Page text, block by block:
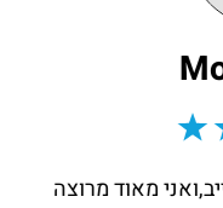
מאוד מרוצה